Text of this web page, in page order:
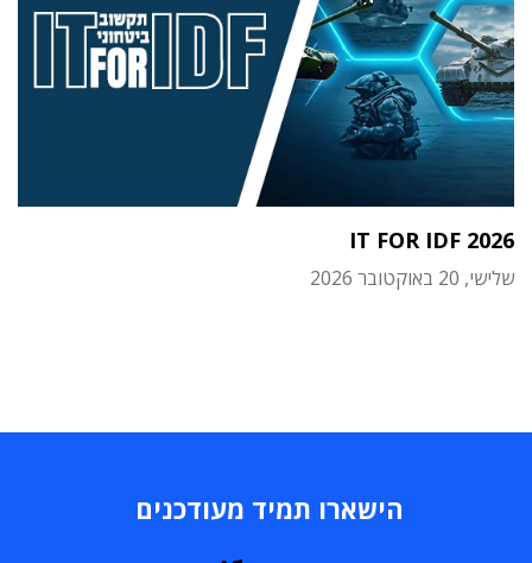
IT FOR IDF 2026
שלישי, 20 באוקטובר 2026
הישארו תמיד מעודכנים